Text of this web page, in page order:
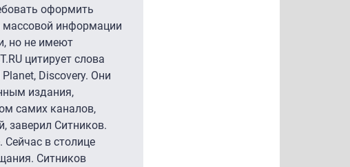
оформить
массовой информации
но не имеют
цитирует слова
Discovery. Они
издания,
самих каналов,
заверил Ситников.
в столице
Ситников